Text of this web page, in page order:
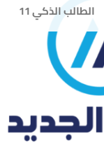
الطالب الذكي 11